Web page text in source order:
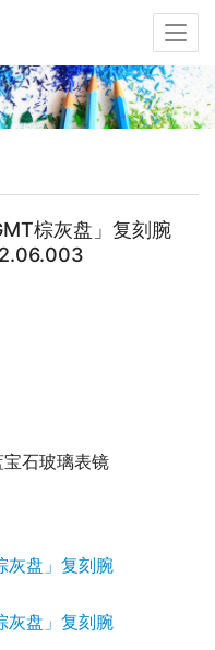
棕灰盘」复刻腕
石玻璃表镜